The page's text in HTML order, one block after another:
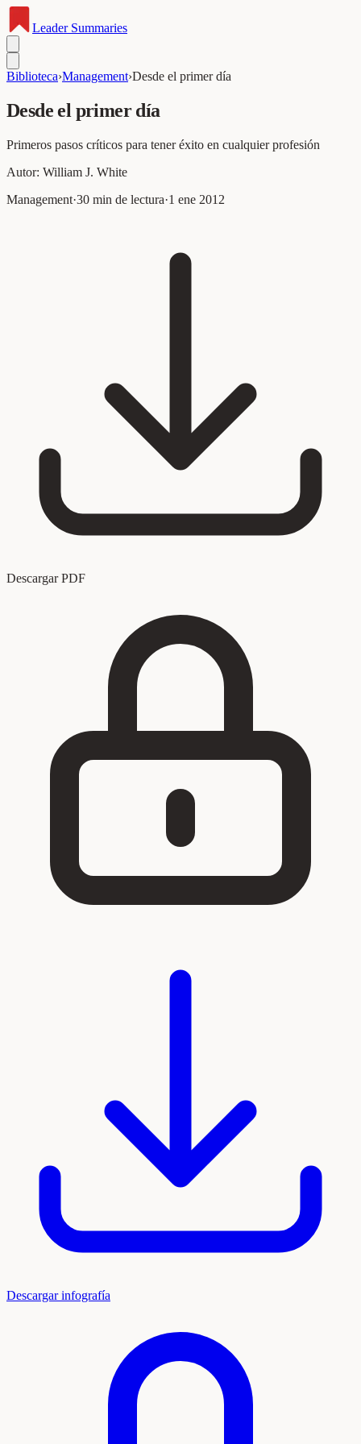
LeaderSummaries
Biblioteca›Management›Desde el primer día
Desde el primer día
Primeros pasos críticos para tener éxito en cualquier profesión
Autor: William J. White
Management·30 min de lectura·1 ene 2012
Descargar PDF
Descargar infografía